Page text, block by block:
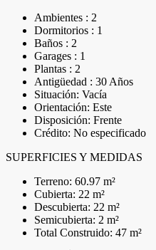
Ambientes : 2
Dormitorios : 1
Baños : 2
Garages : 1
Plantas : 2
Antigüedad : 30 Años
Situación: Vacía
Orientación: Este
Disposición: Frente
Crédito: No especificado
SUPERFICIES Y MEDIDAS
Terreno: 60.97 m²
Cubierta: 22 m²
Descubierta: 22 m²
Semicubierta: 2 m²
Total Construido: 47 m²